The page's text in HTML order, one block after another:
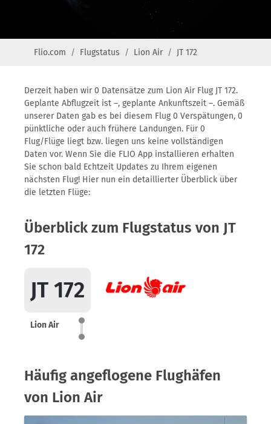
Flio.com Flugstatus Lion Air JT 172
Derzeit haben wir 0 Datensätze zum Lion Air Flug JT 172.
Geplante Abflugzeit ist –, geplante Ankunftszeit –. Gemäß
unserer Daten gab es bei diesem Flug 0 Verspätungen, 0
pünktliche oder auch frühere Landungen. Für 0
Flug/Flüge liegt bzw. liegen uns keine vollständigen
Daten vor. Wenn Sie die FLIO App installieren erhalten
Sie schon bald Echtzeit Updates zu Ihrem eigenen
nächsten Flug! Hier nun ein detaillierter Überblick über
die letzten Flüge:
Überblick zum Flugstatus von JT
172
JT 172
Lion Air
Häufig angeflogene Flughäfen
von Lion Air